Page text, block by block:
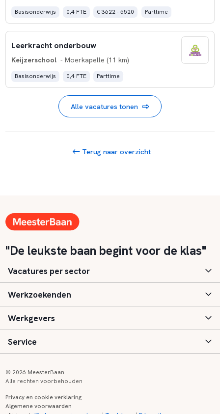
Basisonderwijs 0,4 FTE € 3622 - 5520 Parttime
Leerkracht onderbouw
Keijzerschool - Moerkapelle (11 km)
Basisonderwijs 0,4 FTE Parttime
Alle vacatures tonen
Terug naar overzicht
"De leukste baan begint voor de klas"
Vacatures per sector
Basisonderwijs
Speciaal (basis) onderwijs
Voortgezet onderwijs
Werkzoekenden
Aanmelden
Vacatures
Werkgevers
Inloggen
Service
© 2026 MeesterBaan
Alle rechten voorbehouden
Privacy en cookie verklaring
Algemene voorwaarden